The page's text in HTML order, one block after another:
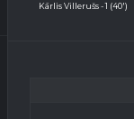
Kārlis Villerušs - 1 (40')